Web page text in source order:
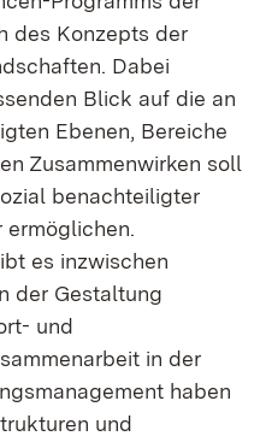
des Konzepts der
Dabei
Blick auf die an
Ebenen, Bereiche
Zusammenwirken soll
benachteiligter
ermöglichen.
es inzwischen
der Gestaltung
und
in der
haben
und